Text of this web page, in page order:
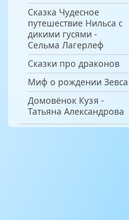
Сказка Чудесное
путешествие Нильса с
дикими гусями -
Сельма Лагерлеф
Сказки про драконов
Миф о рождении Зевса
Домовёнок Кузя -
Татьяна Александрова